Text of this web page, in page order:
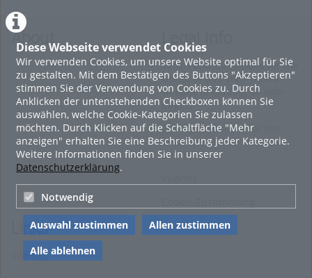
Diese Webseite verwendet Cookies
Wir verwenden Cookies, um unsere Website optimal für Sie
zu gestalten. Mit dem Bestätigen des Buttons "Akzeptieren"
stimmen Sie der Verwendung von Cookies zu. Durch
Anklicken der untenstehenden Checkboxen können Sie
auswählen, welche Cookie-Kategorien Sie zulassen
möchten. Durch Klicken auf die Schaltfläche "Mehr
anzeigen" erhalten Sie eine Beschreibung jeder Kategorie.
Weitere Informationen finden Sie in unserer
Datenschutzerklärung.
Notwendig
Auswahl zustimmen
Allen zustimmen
Alle ablehnen
About Legal Info
Terms and Conditions for the
Usage of this ViMP based
website (including all sub-
pages)
Privacy Statement for this
ViMP based Website incl.
Sub-pages
Links
Sitemap